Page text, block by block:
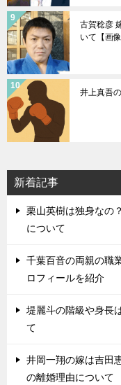
古賀稔彦
いて【画像
井上真吾
新着記事
栗山英樹は独身なの
について
千葉百音の両親の職
ロフィールを紹介
堤麗斗の階級や身長
て
井岡一翔の嫁は吉田
の離婚理由について